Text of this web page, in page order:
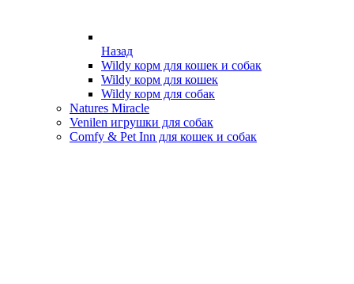
Назад
Wildy корм для кошек и собак
Wildy корм для кошек
Wildy корм для собак
Natures Miracle
Venilen игрушки для собак
Comfy & Pet Inn для кошек и собак